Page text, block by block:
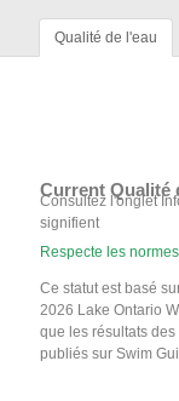
Qualité de l'eau
Current Qualité
Consultez l'onglet
signifient
Respecte les
Ce statut est basé
2026 Lake Ontario
que les résultats
publiés sur Swim